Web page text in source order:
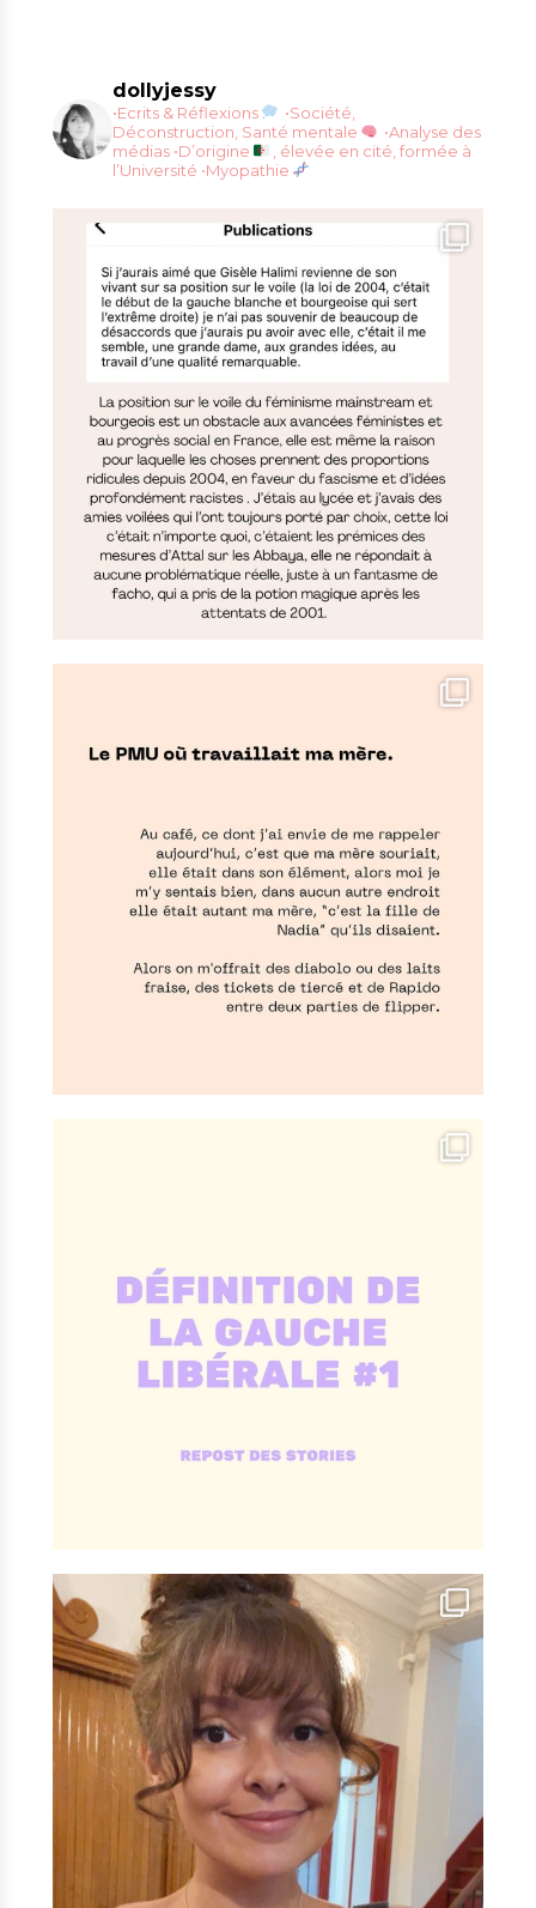
dollyjessy
•Ecrits & Réflexions
•Société,
Déconstruction, Santé mentale
•Analyse des
médias •D’origine
, élevée en cité, formée à
l’Université •Myopathie